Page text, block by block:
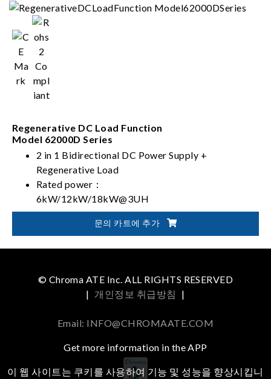
Regenerative DC Load Function
Model 62000D Series
2 in 1 Bidirectional DC Power Supply +
Regenerative Load
Rated power：
6kW/12kW/18kW@3UH
36kW/45kW@4UH
Battery, fuel cell simulation
문의 카트에 추가
© Chroma ATE Inc. ALL RIGHTS RESERVED
| 개인정보 취급방침 |
Email: INFO@CHROMAATE.COM
Get more information in the APP
이 웹 사이트는 쿠키를 사용하여 기능 및 성능을 향상시킵니